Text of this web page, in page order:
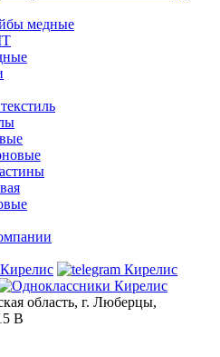
медные
область, г. Люберцы,
В